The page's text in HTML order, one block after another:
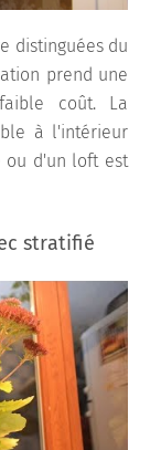
distinguées du
prend une
coût. La
à l'intérieur
ou d'un loft est
stratifié